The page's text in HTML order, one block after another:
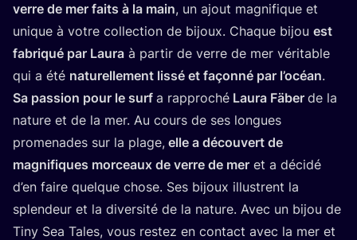
verre de mer faits à la main, un ajout magni­fique et
unique à votre col­lec­tion de bijoux. Chaque bijou est
fabri­qué par Lau­ra à par­tir de verre de mer véri­table
qui a été natu­rel­le­ment lis­sé et façon­né par l’o­céan.
Sa pas­sion pour le surf a rap­pro­ché Lau­ra Fäber de la
nature et de la mer. Au cours de ses longues
pro­me­nades sur la plage, elle a décou­vert de
magni­fiques mor­ceaux de verre de mer et a déci­dé
d’en faire quelque chose. Ses bijoux illus­trent la
splen­deur et la diver­si­té de la nature. Avec un bijou de
Tiny Sea Tales, vous res­tez en contact avec la mer et